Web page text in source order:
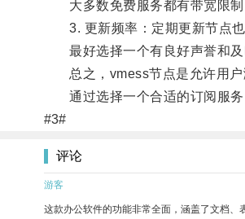
大多数免费服务都有带宽限制
3. 更新频率：定期更新节点也
最好选择一个有良好声誉和及
总之，vmess节点是允许用户
通过选择一个合适的订阅服务
#3#
评论
游客
这款办公软件的功能非常全面，涵盖了文档、